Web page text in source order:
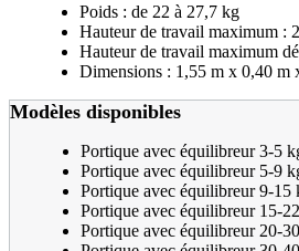
Poids : de 22 à 27,7 kg
Hauteur de travail maximum :
Hauteur de travail maximum
Dimensions : 1,55 m x 0,40 m
Modèles disponibles
Portique avec équilibreur 3-5
Portique avec équilibreur 5-9
Portique avec équilibreur 9-
Portique avec équilibreur 15-
Portique avec équilibreur 20-